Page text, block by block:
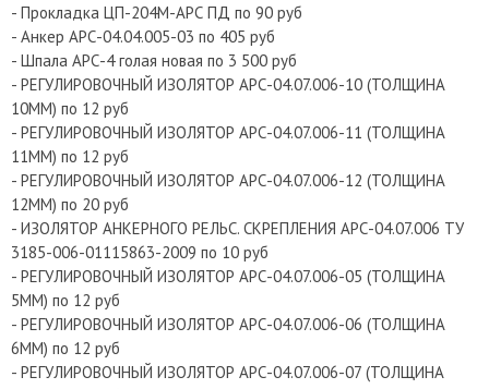
- Прокладка ЦП-204М-АРС ПД по 90 руб
- Анкер АРС-04.04.005-03 по 405 руб
- Шпала АРС-4 голая новая по 3 500 руб
- РЕГУЛИРОВОЧНЫЙ ИЗОЛЯТОР АРС-04.07.006-10 (ТОЛЩИНА
10ММ) по 12 руб
- РЕГУЛИРОВОЧНЫЙ ИЗОЛЯТОР АРС-04.07.006-11 (ТОЛЩИНА
11ММ) по 12 руб
- РЕГУЛИРОВОЧНЫЙ ИЗОЛЯТОР АРС-04.07.006-12 (ТОЛЩИНА
12ММ) по 20 руб
- ИЗОЛЯТОР АНКЕРНОГО РЕЛЬС. СКРЕПЛЕНИЯ АРС-04.07.006 ТУ
3185-006-01115863-2009 по 10 руб
- РЕГУЛИРОВОЧНЫЙ ИЗОЛЯТОР АРС-04.07.006-05 (ТОЛЩИНА
5ММ) по 12 руб
- РЕГУЛИРОВОЧНЫЙ ИЗОЛЯТОР АРС-04.07.006-06 (ТОЛЩИНА
6ММ) по 12 руб
- РЕГУЛИРОВОЧНЫЙ ИЗОЛЯТОР АРС-04.07.006-07 (ТОЛЩИНА